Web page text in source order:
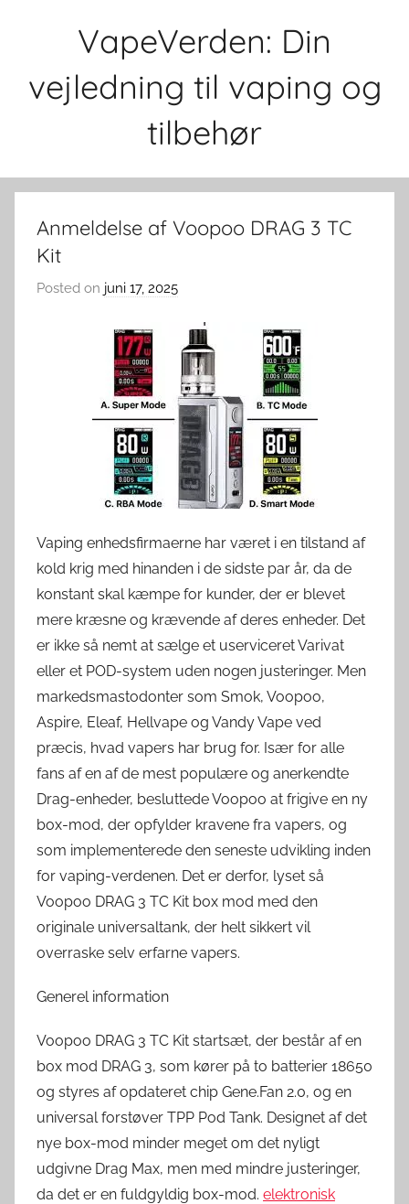
VapeVerden: Din
vejledning til vaping og
tilbehør
Anmeldelse af Voopoo DRAG 3 TC
Kit
Posted on juni 17, 2025
a
p
e
v
e
r
d
n
Vaping enhedsfirmaerne har været i en tilstand af
kold krig med hinanden i de sidste par år, da de
konstant skal kæmpe for kunder, der er blevet
mere kræsne og krævende af deres enheder. Det
er ikke så nemt at sælge et userviceret Varivat
eller et POD-system uden nogen justeringer. Men
markedsmastodonter som Smok, Voopoo,
Aspire, Eleaf, Hellvape og Vandy Vape ved
præcis, hvad vapers har brug for. Især for alle
fans af en af ​​de mest populære og anerkendte
Drag-enheder, besluttede Voopoo at frigive en ny
box-mod, der opfylder kravene fra vapers, og
som implementerede den seneste udvikling inden
for vaping-verdenen. Det er derfor, lyset så
Voopoo DRAG 3 TC Kit box mod med den
originale universaltank, der helt sikkert vil
overraske selv erfarne vapers.
Generel information
Voopoo DRAG 3 TC Kit startsæt, der består af en
box mod DRAG 3, som kører på to batterier 18650
og styres af opdateret chip Gene.Fan 2.0, og en
universal forstøver TPP Pod Tank. Designet af det
nye box-mod minder meget om det nyligt
udgivne Drag Max, men med mindre justeringer,
da det er en fuldgyldig box-mod. elektronisk